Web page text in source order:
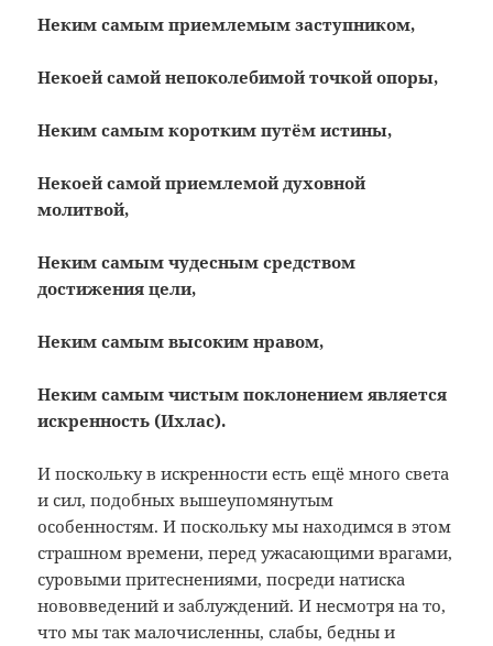
Неким самым приемлемым заступником,
Некоей самой непоколебимой точкой опоры,
Неким самым коротким путём истины,
Некоей самой приемлемой духовной
молитвой,
Неким самым чудесным средством
достижения цели,
Неким самым высоким нравом,
Неким самым чистым поклонением является
искренность (Ихлас).
И поскольку в искренности есть ещё много света
и сил, подобных вышеупомянутым
особенностям. И поскольку мы находимся в этом
страшном времени, перед ужасающими врагами,
суровыми притеснениями, посреди натиска
нововведений и заблуждений. И несмотря на то,
что мы так малочисленны, слабы, бедны и